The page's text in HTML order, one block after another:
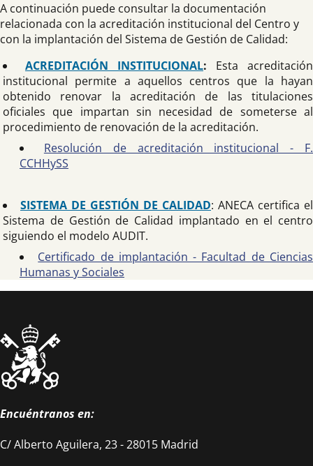
A continuación puede consultar la documentación
relacionada con la acreditación institucional del Centro y
con la implantación del Sistema de Gestión de Calidad:
ACREDITACIÓN INSTITUCIONAL: Esta acreditación
institucional permite a aquellos centros que la hayan
obtenido renovar la acreditación de las titulaciones
oficiales que impartan sin necesidad de someterse al
procedimiento de renovación de la acreditación.
Resolución de acreditación institucional - F.
CCHHySS
SISTEMA DE GESTIÓN DE CALIDAD: ANECA certifica el
Sistema de Gestión de Calidad implantado en el centro
siguiendo el modelo AUDIT.
Certificado de implantación - Facultad de Ciencias
Humanas y Sociales
Encuéntranos en:
C/ Alberto Aguilera, 23 - 28015 Madrid